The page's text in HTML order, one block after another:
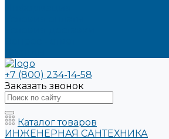
+7 (800) 234-14-58
Заказать звонок
Каталог товаров
ИНЖЕНЕРНАЯ САНТЕХНИКА